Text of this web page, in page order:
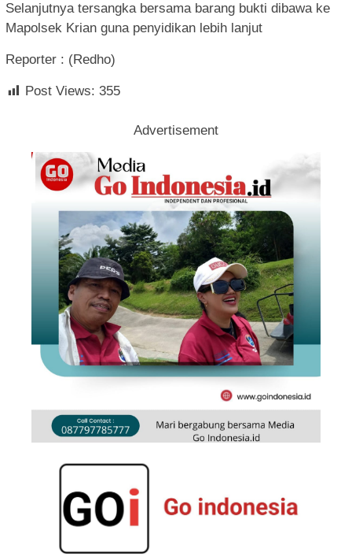
Selanjutnya tersangka bersama barang bukti dibawa ke
Mapolsek Krian guna penyidikan lebih lanjut
Reporter : (Redho)
Post Views: 355
Advertisement